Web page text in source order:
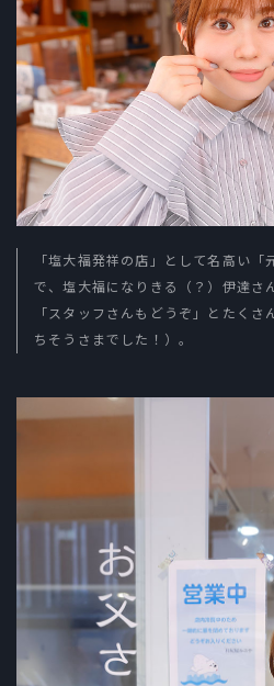
「塩大福発祥の店」として名高い
で、塩大福になりきる（？）伊達さ
「スタッフさんもどうぞ」とたく
ちそうさまでした！）。